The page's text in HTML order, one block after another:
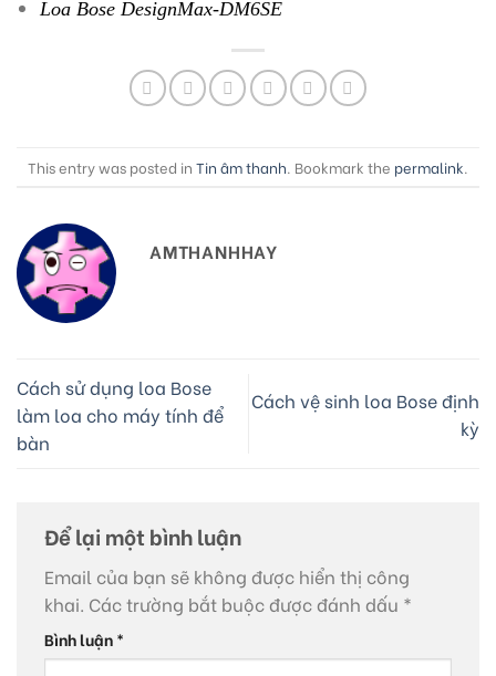
Loa Bose DesignMax-DM6SE
This entry was posted in Tin âm thanh. Bookmark the permalink.
AMTHANHHAY
Cách sử dụng loa Bose
làm loa cho máy tính để
bàn
Cách vệ sinh loa Bose định
kỳ
Để lại một bình luận
Email của bạn sẽ không được hiển thị công
khai. Các trường bắt buộc được đánh dấu *
Bình luận*